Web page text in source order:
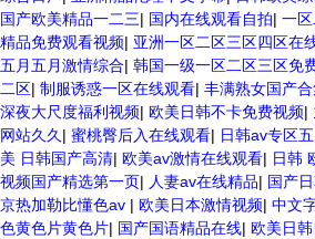
国产欧美精品一二三| 国内在线观看自拍| 一
精品免费观看视频| 亚洲一区二区三区四区在
五月五月激情综合| 韩国一级一区二区三区免
二区| 制服诱惑一区在线观看| 丰满熟女国产
深夜大尺度福利视频| 欧美日韩不卡免费视频|
网站久久 | 蜜桃臀后入在线观看| 日韩av专区
美 日韩国产高清| 欧美av激情在线观看| 日韩
视频国产精选第一页| 人妻av在线精品| 国产
京热加勒比懂色av | 欧美日本激情视频| 中文
色黄色片黄色片| 国产国语精品在线| 欧美日